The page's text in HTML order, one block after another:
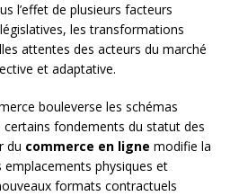
l’effet de plusieurs facteurs
les transformations
attentes des acteurs du marché
et adaptative.
bouleverse les schémas
fondements du statut des
du commerce en ligne modifie la
physiques et
formats contractuels